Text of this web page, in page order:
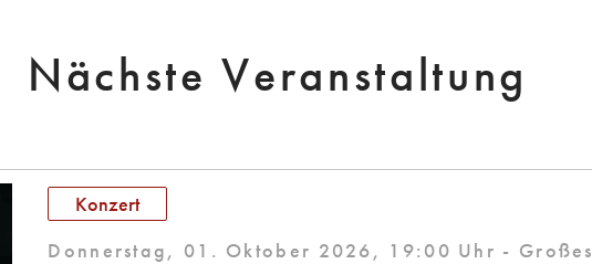
Nächste Veranstaltung
Konzert
Donnerstag, 01. Oktober 2026, 19:00 Uhr - Großes